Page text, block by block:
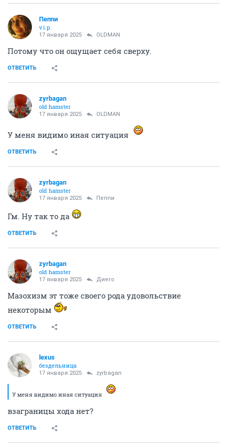
Пепnи
v.i.p.
17 января 2025 OLDMAN
Потому что он ощущает себя сверху.
ОТВЕТИТЬ
zyrbagan
old hamster
17 января 2025 OLDMAN
У меня видимо иная ситуация
ОТВЕТИТЬ
zyrbagan
old hamster
17 января 2025 Пепnи
Гм. Ну так то да
ОТВЕТИТЬ
zyrbagan
old hamster
17 января 2025 Диего
Мазохизм эт тоже своего рода удовольствие
некоторым
ОТВЕТИТЬ
lexus
бездельница
17 января 2025 zyrbagan
У меня видимо иная ситуация
взаграницы хода нет?
ОТВЕТИТЬ